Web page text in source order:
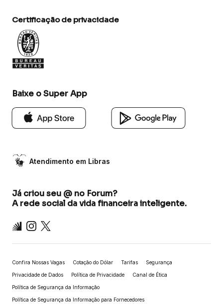
Certificação de privacidade
Baixe o Super App
Atendimento em Libras
Já criou seu @ no Forum?
A rede social da vida financeira inteligente.
Inter Instagram
X
Confira Nossas Vagas Cotação do Dólar Tarifas Segurança
Privacidade de Dados Política de Privacidade Canal de Ética
Política de Segurança da Informação
Política de Segurança da Informação para Fornecedores